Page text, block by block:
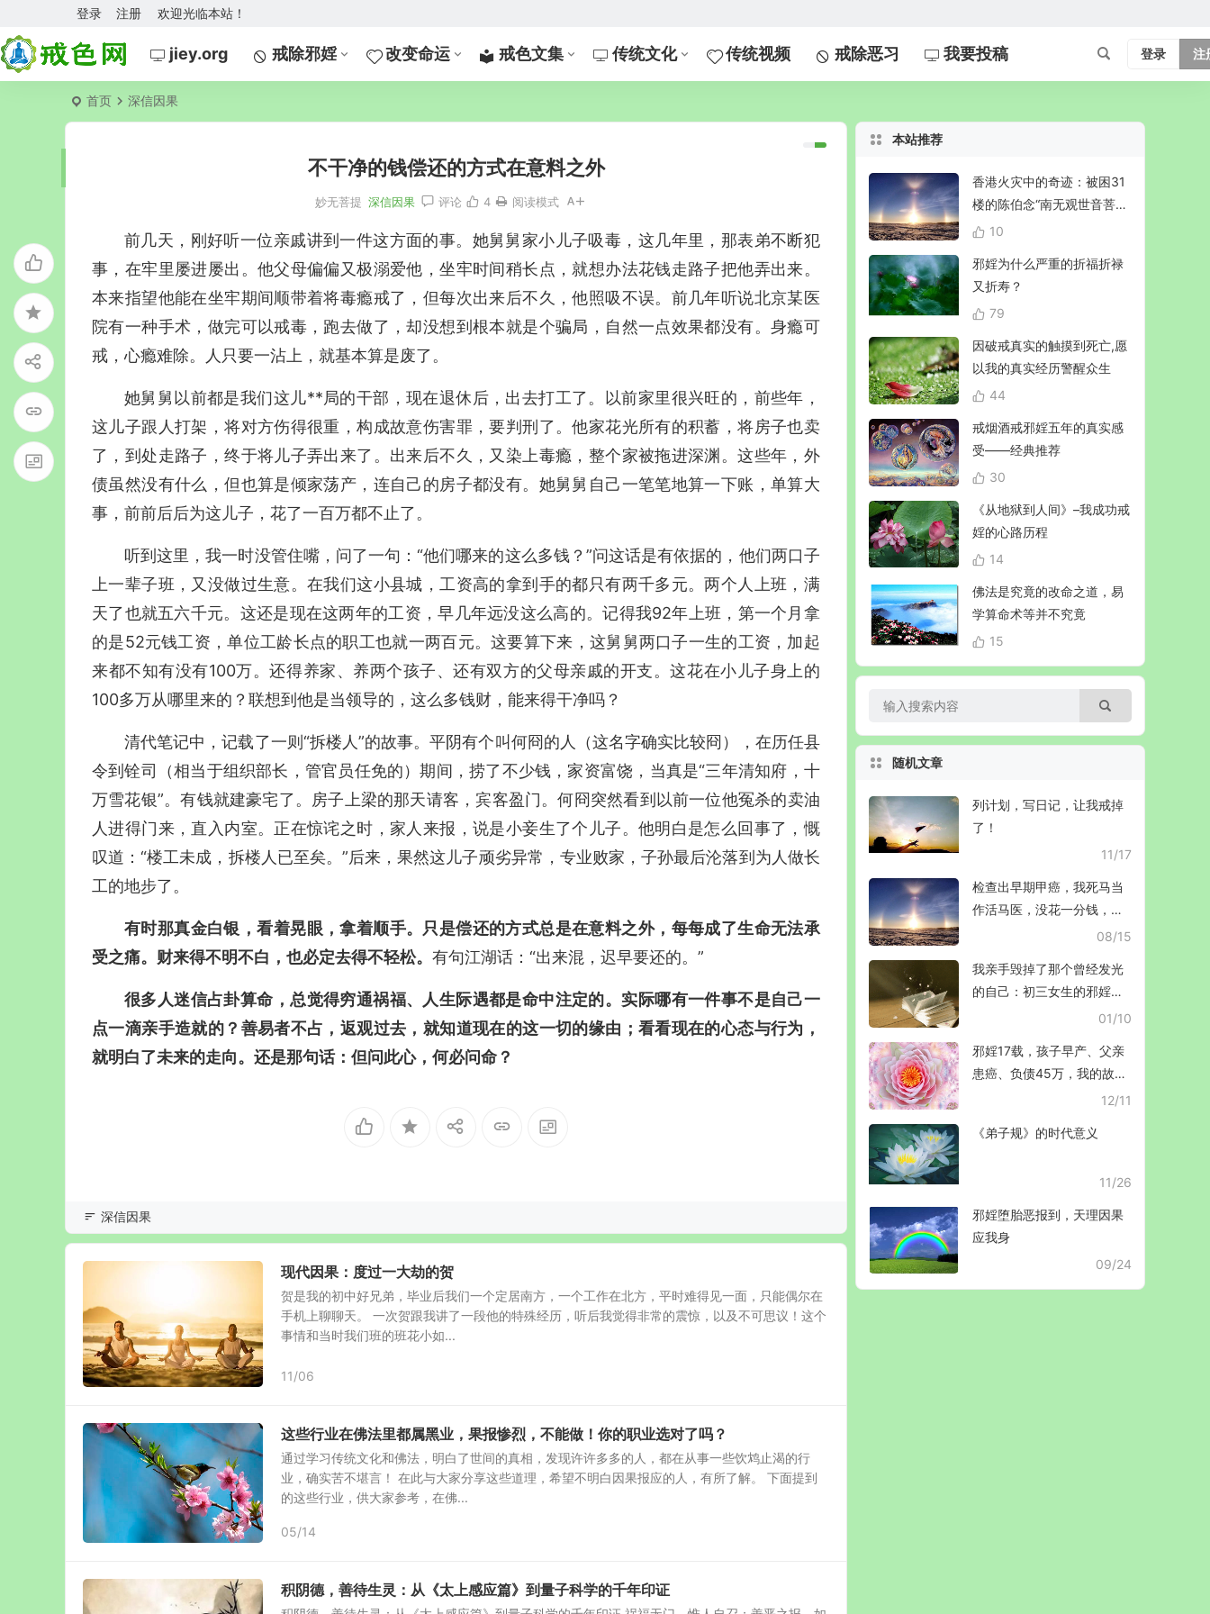
欢迎光临本站！
登录 注册
jiey.org 戒除邪婬 改变命运 戒色文集 传统文化 传统视频 戒除恶习 我要投稿 登录 注
首页 深信因果
不干净的钱偿还的方式在意料之外
妙无菩提 深信因果 评论 4 阅读模式
前几天，刚好听一位亲戚讲到一件这方面的事。她舅舅家小儿子吸毒，这几年里，那表弟不断犯
事，在牢里屡进屡出。他父母偏偏又极溺爱他，坐牢时间稍长点，就想办法花钱走路子把他弄出来。
本来指望他能在坐牢期间顺带着将毒瘾戒了，但每次出来后不久，他照吸不误。前几年听说北京某医
院有一种手术，做完可以戒毒，跑去做了，却没想到根本就是个骗局，自然一点效果都没有。身瘾可
戒，心瘾难除。人只要一沾上，就基本算是废了。
她舅舅以前都是我们这儿**局的干部，现在退休后，出去打工了。以前家里很兴旺的，前些年，
这儿子跟人打架，将对方伤得很重，构成故意伤害罪，要判刑了。他家花光所有的积蓄，将房子也卖
了，到处走路子，终于将儿子弄出来了。出来后不久，又染上毒瘾，整个家被拖进深渊。这些年，外
债虽然没有什么，但也算是倾家荡产，连自己的房子都没有。她舅舅自己一笔笔地算一下账，单算大
事，前前后后为这儿子，花了一百万都不止了。
听到这里，我一时没管住嘴，问了一句：“他们哪来的这么多钱？”问这话是有依据的，他们两口子
上一辈子班，又没做过生意。在我们这小县城，工资高的拿到手的都只有两千多元。两个人上班，满
天了也就五六千元。这还是现在这两年的工资，早几年远没这么高的。记得我92年上班，第一个月拿
的是52元钱工资，单位工龄长点的职工也就一两百元。这要算下来，这舅舅两口子一生的工资，加起
来都不知有没有100万。还得养家、养两个孩子、还有双方的父母亲戚的开支。这花在小儿子身上的
100多万从哪里来的？联想到他是当领导的，这么多钱财，能来得干净吗？
清代笔记中，记载了一则“拆楼人”的故事。平阴有个叫何冏的人（这名字确实比较冏），在历任县
令到铨司（相当于组织部长，管官员任免的）期间，捞了不少钱，家资富饶，当真是“三年清知府，十
万雪花银”。有钱就建豪宅了。房子上梁的那天请客，宾客盈门。何冏突然看到以前一位他冤杀的卖油
人进得门来，直入内室。正在惊诧之时，家人来报，说是小妾生了个儿子。他明白是怎么回事了，慨
叹道：“楼工未成，拆楼人已至矣。”后来，果然这儿子顽劣异常，专业败家，子孙最后沦落到为人做长
工的地步了。
有时那真金白银，看着晃眼，拿着顺手。只是偿还的方式总是在意料之外，每每成了生命无法承
受之痛。财来得不明不白，也必定去得不轻松。 有句江湖话：“出来混，迟早要还的。”
很多人迷信占卦算命，总觉得穷通祸福、人生际遇都是命中注定的。实际哪有一件事不是自己一
点一滴亲手造就的？善易者不占，返观过去，就知道现在的这一切的缘由；看看现在的心态与行为，
就明白了未来的走向。还是那句话：但问此心，何必问命？
深信因果
现代因果：度过一大劫的贺
贺是我的初中好兄弟，毕业后我们一个定居南方，一个工作在北方，平时难得见一面，只能偶尔在
手机上聊聊天。 一次贺跟我讲了一段他的特殊经历，听后我觉得非常的震惊，以及不可思议！这个
事情和当时我们班的班花小如...
11/06
这些行业在佛法里都属黑业，果报惨烈，不能做！你的职业选对了吗？
通过学习传统文化和佛法，明白了世间的真相，发现许许多多的人，都在从事一些饮鸩止渴的行
业，确实苦不堪言！ 在此与大家分享这些道理，希望不明白因果报应的人，有所了解。 下面提到
的这些行业，供大家参考，在佛...
05/14
积阴德，善待生灵：从《太上感应篇》到量子科学的千年印证
本站推荐
香港火灾中的奇迹：被困31
楼的陈伯念“南无观世音菩
萨”20小时奇迹生还！
10
邪婬为什么严重的折福折禄
又折寿？
79
因破戒真实的触摸到死亡,愿
以我的真实经历警醒众生
44
戒烟酒戒邪婬五年的真实感
受——经典推荐
30
《从地狱到人间》–我成功戒
婬的心路历程
14
佛法是究竟的改命之道，易
学算命术等并不究竟
15
随机文章
列计划，写日记，让我戒掉
了！
11/17
检查出早期甲癌，我死马当
作活马医，没花一分钱，效
08/15
我亲手毁掉了那个曾经发光
的自己：初三女生的邪婬忏
01/10
邪婬17载，孩子早产、父亲
患癌、负债45万，我的故事
12/11
《弟子规》的时代意义
11/26
邪婬堕胎恶报到，天理因果
应我身
09/24